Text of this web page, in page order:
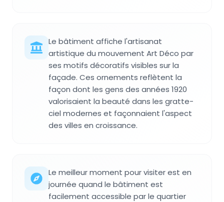
Le bâtiment affiche l'artisanat
artistique du mouvement Art Déco par
ses motifs décoratifs visibles sur la
façade. Ces ornements reflètent la
façon dont les gens des années 1920
valorisaient la beauté dans les gratte-
ciel modernes et façonnaient l'aspect
des villes en croissance.
Le meilleur moment pour visiter est en
journée quand le bâtiment est
facilement accessible par le quartier